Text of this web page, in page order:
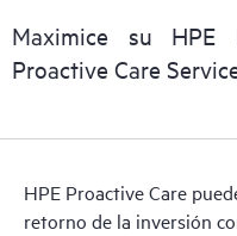
Maximice su HPE
Proactive Care
HPE Proactive Care
retorno de la inversión